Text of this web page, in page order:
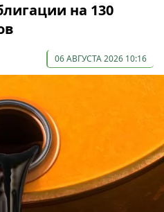
на 130
06 АВГУСТА 2026 10:16